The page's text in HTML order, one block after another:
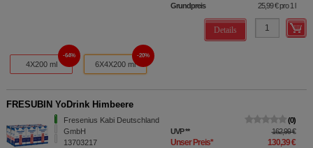
Grundpreis
25,99 €pro 1 l
Details
4X200 ml
64%
6X4X200 ml
20%
FRESUBIN YoDrink Himbeere
Fresenius Kabi Deutschland
GmbH
13703217
0
UVP** 162,99 €
Unser Preis* 130,39 €